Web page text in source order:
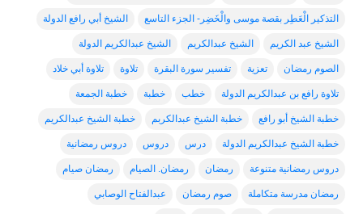
التذكير الْعَطِر بقصة موسى والْخَضِر- الجزء التاسع الشيخ أبي رافع الدولة
الشيخ عبد الكريم الشيخ عبدالكريم الشيخ عبدالكريم الدولة
الصوم رمضان تعزية تفسير سورة البقرة تلاوة تلاوة أبي خلاد
تلاوة رافع بن عبدالكريم الدولة خطب خطبة خطبة الجمعة
خطبة الشيخ أبو رافع خطبة الشيخ عبدالكربم خطبة الشيخ عبدالكريم
خطبة الشيخ عبدالكريم الدولة درس دروس دروس رمضانية
دروس رمضانية متنوعة رمضان رمضان. الصيام رمضان صيام
رمضان مدرسة متكاملة صوم رمضان عبدالفتاح الوصابي